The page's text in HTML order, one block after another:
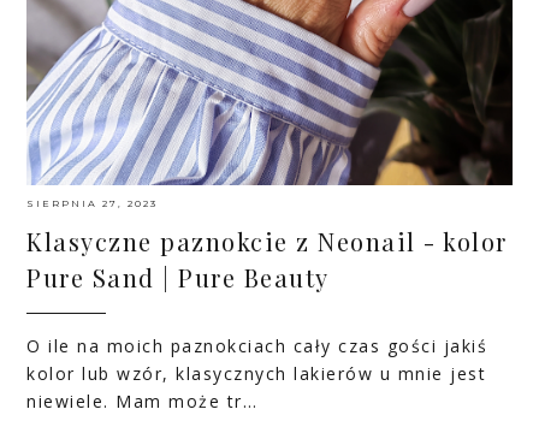
SIERPNIA 27, 2023
Klasyczne paznokcie z Neonail - kolor
Pure Sand | Pure Beauty
O ile na moich paznokciach cały czas gości jakiś
kolor lub wzór, klasycznych lakierów u mnie jest
niewiele. Mam może tr…